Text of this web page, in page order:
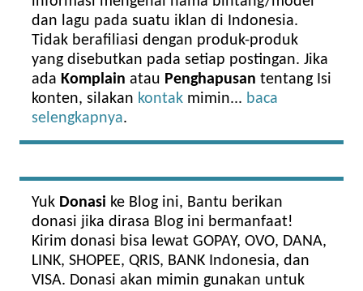
dan lagu pada suatu iklan di Indonesia.
Tidak berafiliasi dengan produk-produk
yang disebutkan pada setiap postingan. Jika
ada Komplain atau Penghapusan tentang Isi
konten, silakan kontak mimin... baca
selengkapnya.
Yuk Donasi ke Blog ini, Bantu berikan
donasi jika dirasa Blog ini bermanfaat!
Kirim donasi bisa lewat GOPAY, OVO, DANA,
LINK, SHOPEE, QRIS, BANK Indonesia, dan
VISA. Donasi akan mimin gunakan untuk